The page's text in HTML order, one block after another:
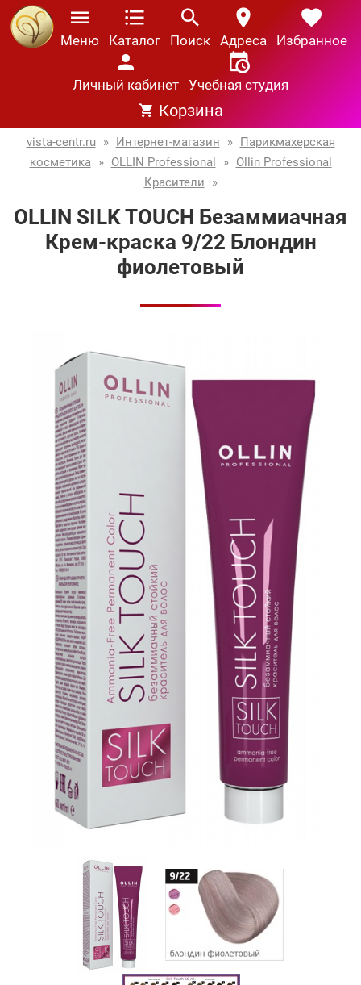
Меню Каталог Поиск Адреса Избранное
Личный кабинет Учебная студия
Корзина
vista-centr.ru » Интернет-магазин » Парикмахерская
косметика » OLLIN Professional » Ollin Professional
Красители
»
OLLIN SILK TOUCH Безаммиачная
Крем-краска 9/22 Блондин
фиолетовый